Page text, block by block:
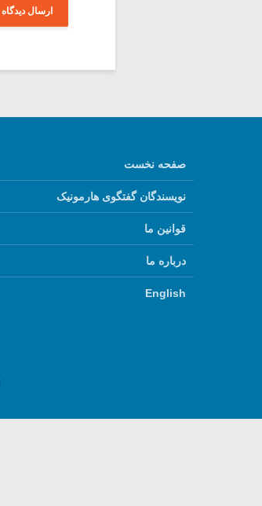
صفحه نخست
نویسندگان گفتگوی هارمونیک
قوانین ما
درباره ما
English